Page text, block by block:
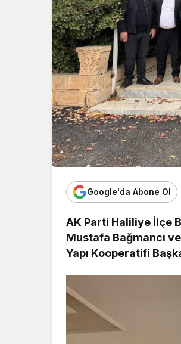
Google'da Abone Ol
AK Parti Haliliye İlçe
Mustafa Bağmancı
Yapı Kooperatifi